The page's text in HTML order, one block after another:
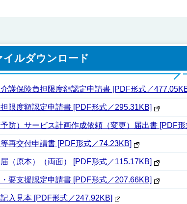
イルダウンロード
介護保険負担限度額認定申請書 [PDF形式／
限度額認定申請書 [PDF形式／295.31KB]
防）サービス計画作成依頼（変更）届出書 [PDF
再交付申請書 [PDF形式／74.23KB]
（原本）（両面） [PDF形式／115.17KB]
要支援認定申請書 [PDF形式／207.66KB]
入見本 [PDF形式／247.92KB]